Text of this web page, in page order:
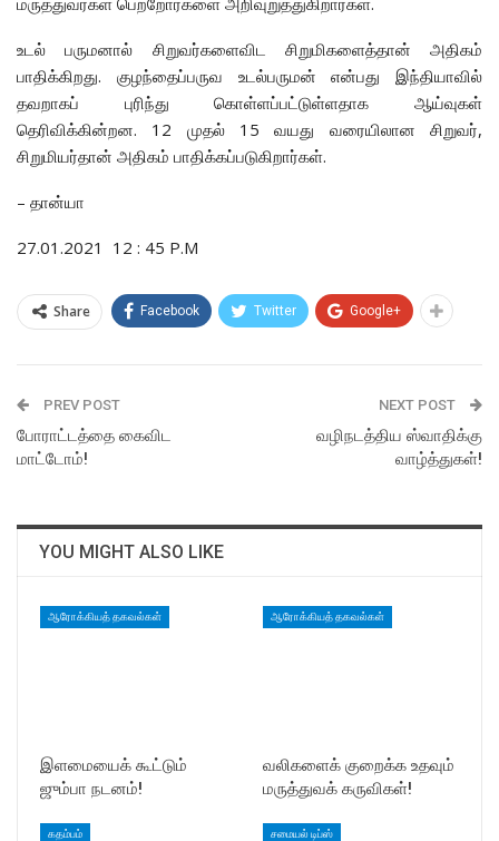
உடல் பருமனால் சிறுவர்களைவிட சிறுமிகளைத்தான் அதிகம்
பாதிக்கிறது. குழந்தைப்பருவ உடல்பருமன் என்பது இந்தியாவில்
தவறாகப் புரிந்து கொள்ளப்பட்டுள்ளதாக ஆய்வுகள்
தெரிவிக்கின்றன. 12 முதல் 15 வயது வரையிலான சிறுவர்,
சிறுமியர்தான் அதிகம் பாதிக்கப்படுகிறார்கள்.
– தான்யா
27.01.2021 12 : 45 P.M
Share Facebook Twitter Google+
PREV POST
போராட்டத்தை கைவிட
மாட்டோம்!
NEXT POST
வழிநடத்திய ஸ்வாதிக்கு
வாழ்த்துகள்!
YOU MIGHT ALSO LIKE
ஆரோக்கியத் தகவல்கள்
இளமையைக் கூட்டும்
ஜும்பா நடனம்!
ஆரோக்கியத் தகவல்கள்
வலிகளைக் குறைக்க உதவும்
மருத்துவக் கருவிகள்!
கதம்பம் சமையல் டிப்ஸ்